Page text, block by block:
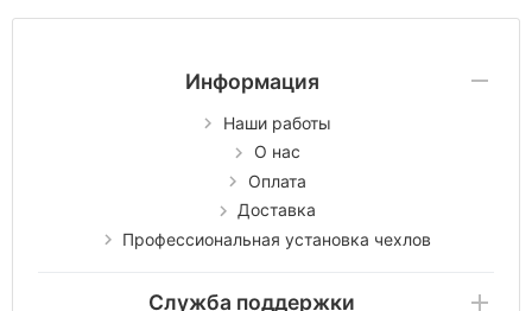
Информация
Наши работы
О нас
Оплата
Доставка
Профессиональная установка чехлов
Служба поддержки